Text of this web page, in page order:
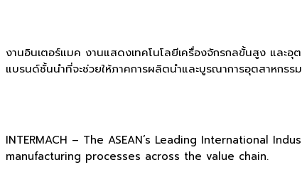
งานอินเตอร์แมค งานแสดงเทคโนโลยีเครื่องจักรกลขั้นสูง และอุ
แบรนด์ชั้นนำที่จะช่วยให้ภาคการผลิตนำและบูรณาการอุตสาหกรรม
INTERMACH – The ASEAN’s Leading International
manufacturing processes across the value chain.